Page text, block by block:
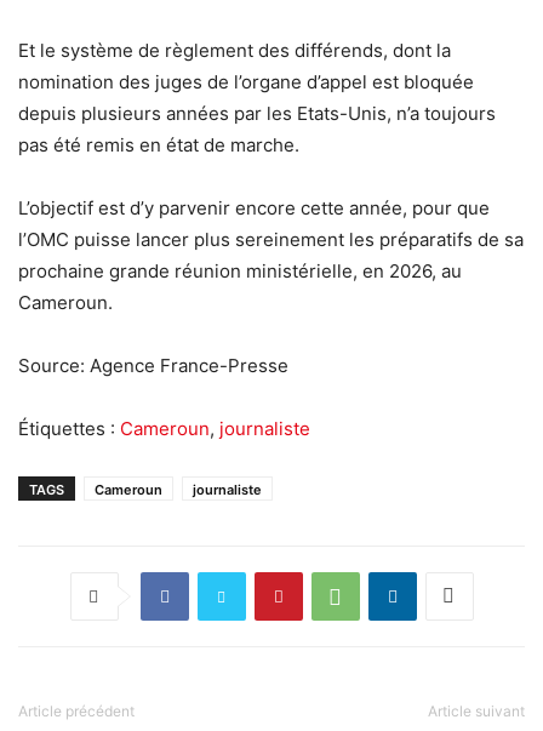
Et le système de règlement des différends, dont la
nomination des juges de l’organe d’appel est bloquée
depuis plusieurs années par les Etats-Unis, n’a toujours
pas été remis en état de marche.
L’objectif est d’y parvenir encore cette année, pour que
l’OMC puisse lancer plus sereinement les préparatifs de sa
prochaine grande réunion ministérielle, en 2026, au
Cameroun.
Source: Agence France-Presse
Étiquettes : Cameroun, journaliste
TAGS Cameroun journaliste
Article précédent Article suivant